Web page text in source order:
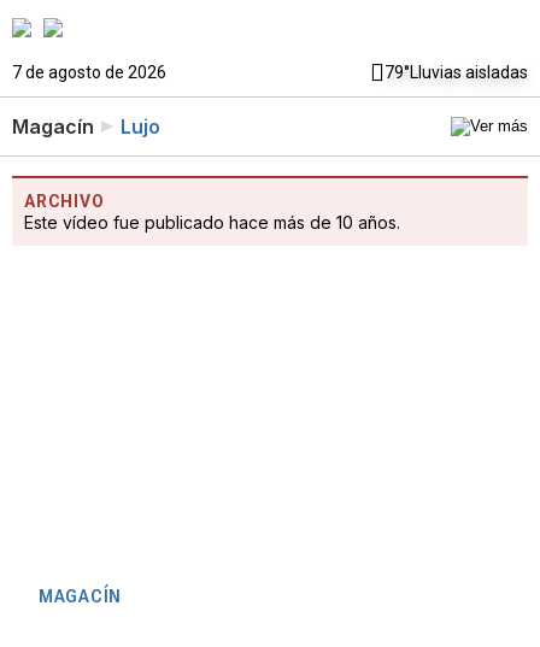
7 de agosto de 2026 79°Lluvias aisladas
Magacín Lujo
ARCHIVO
Este vídeo fue publicado hace más de 10 años.
MAGACÍN